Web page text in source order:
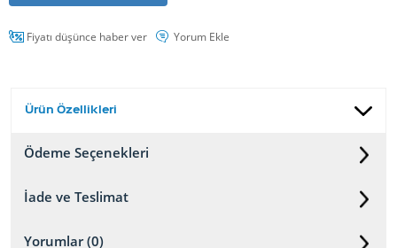
Fiyatı düşünce haber ver Yorum Ekle
Ürün Özellikleri
Ödeme Seçenekleri
İade ve Teslimat
Yorumlar (0)